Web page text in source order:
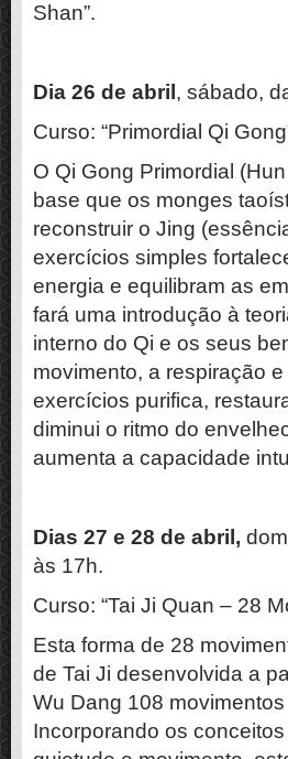
Shan”.
Dia 26 de abril , sábado,
Curso: “Primordial Qi
O Qi Gong Primordial
base que os monges
reconstruir o Jing
exercícios simples
energia e equilibram as
fará uma introdução à
interno do Qi e os seus
movimento, a respiração
exercícios purifica,
diminui o ritmo do
aumenta a capacidade
Dias 27 e 28 de abril,
às 17h.
Curso: “Tai Ji Quan – 28
Esta forma de 28
de Tai Ji desenvolvida a
Wu Dang 108
Incorporando os